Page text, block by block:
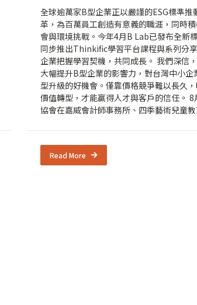
全球逾萬家B型企業正以嚴謹的ESG標準推
革，為百萬員工創造有意義的職涯，同時
會與環境挑戰。今年4月B Lab已發布全新
同步推出Thinkific學習平台課程與系列分
企業把握學習契機，共同成長。 我們深信
大幅提升B型企業的影響力，對台灣中小企
型升級的好機會。僅靠價格競爭難以長久
價值轉型，才能贏得人才與客戶的信任。 8
協會在嘉威會計師事務所、四季藝術兒童
出第二年的Business FOR Good商業向善
涵蓋企業核心價值、圈粉員工策略、循環綠
以及永續品牌溝通與藍圖，協助企業打造差
Read More